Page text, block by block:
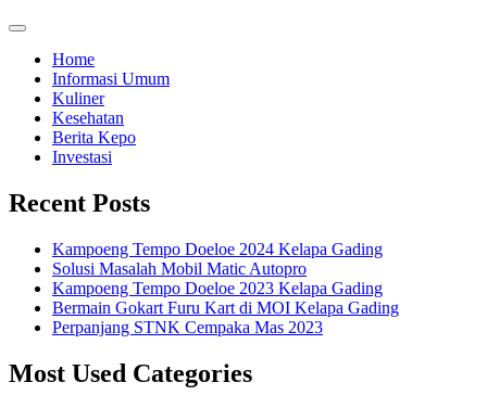
Home
Informasi Umum
Kuliner
Kesehatan
Berita Kepo
Investasi
Recent Posts
Kampoeng Tempo Doeloe 2024 Kelapa Gading
Solusi Masalah Mobil Matic Autopro
Kampoeng Tempo Doeloe 2023 Kelapa Gading
Bermain Gokart Furu Kart di MOI Kelapa Gading
Perpanjang STNK Cempaka Mas 2023
Most Used Categories